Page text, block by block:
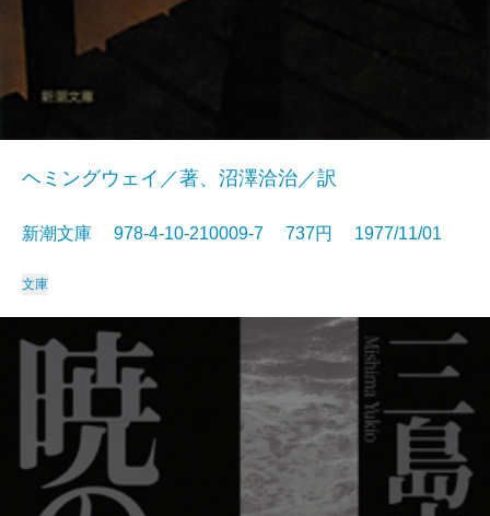
ヘミングウェイ／著、沼澤洽治／訳
新潮文庫 978-4-10-210009-7 737円 1977/11/01
文庫